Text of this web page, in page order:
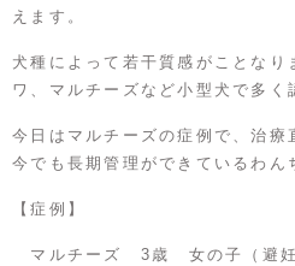
えます。
犬種によって若干質感がことなり
ワ、マルチーズなど小型犬で多く
今日はマルチーズの症例で、治療
今でも長期管理ができているわん
【症例】
マルチーズ 3歳 女の子（避妊